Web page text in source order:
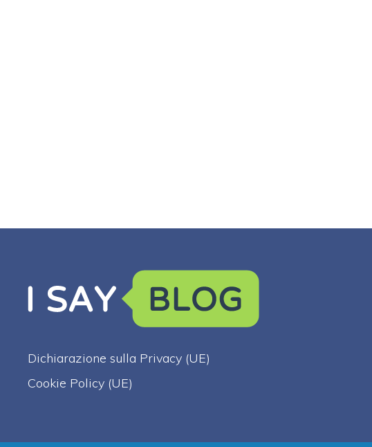
Dichiarazione sulla Privacy (UE)
Cookie Policy (UE)